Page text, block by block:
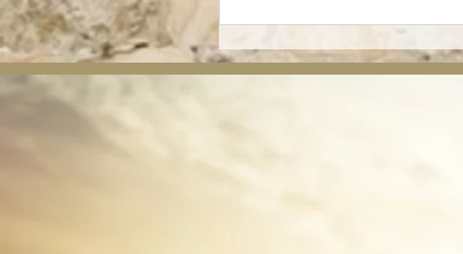
[오늘의 묵상] 선행
받으셨나요?